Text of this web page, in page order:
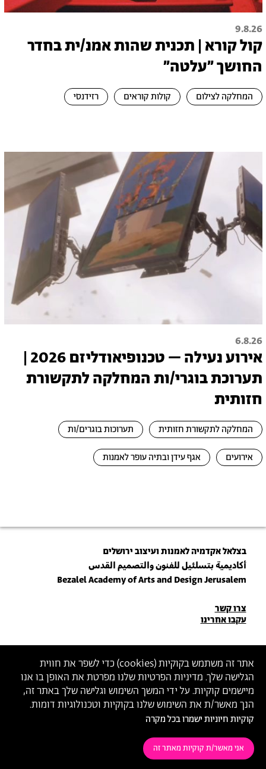
אתר זה משתמש בקוקיות (cookies) כדי לשפר את חווית
הגלישה שלך. מדיניות הפרטיות שלנו מפרטת את האופן בו אנו
מיישמים קוקיות. על ידי המשך השימוש וגלישה שלך באתר זה,
הנך מאשר/ת את השימוש שלנו בקוקיות וטכנולוגיות דומות.
קוקיות חיוניות ישמרו בכל מקרה
אני מאשר/ת קוקיות מאתר זה
9.8.26
קול קורא | תכנית שהות אמנ/ית בחדר
החושך ״עלטה"
המחלקה לצילום קולות קוראים רזידנסי
6.8.26
אירוע נעילה – טכנופיאודליזם 2026 |
תערוכת בוגרי/ות המחלקה לתקשורת
חזותית
המחלקה לתקשורת חזותית תערוכות בוגרים/ות
אירועים אגף עידן ובתיה עופר לאמנות
בצלאל אקדמיה לאמנות ועיצוב ירושלים
أكاديمية بتسلئيل للفنون والتصميم القدس
Bezalel Academy of Arts and Design Jerusalem
פרטי
יצירת
קשר
צרו קשר
עקבו אחרינו
הצטרפו לניוזלטר שלנו
הכניסו כתובת מייל
ההצטרפות מהווה הסכמה למדיניות הפרטיות ול תנאי השימוש של בצלאל
הצהרת נגישות מדיניות פרטיות